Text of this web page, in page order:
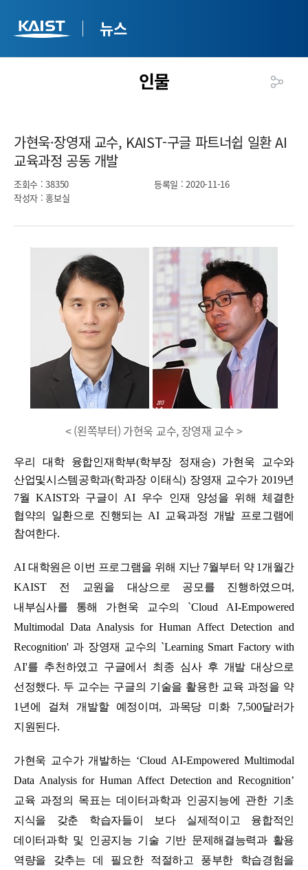
뉴스
인물
가현욱·장영재 교수, KAIST-구글 파트너쉽 일환 AI
교육과정 공동 개발​
조회수 : 38350 등록일 : 2020-11-16
작성자 : 홍보실
< (왼쪽부터) 가현욱 교수, 장영재 교수 >
우리 대학 융합인재학부(학부장 정재승) 가현욱 교수와
산업및시스템공학과(학과장 이태식) 장영재 교수가 2019년
7월KAIST와 구글이 AI 우수 인재 양성을 위해 체결한
협약의 일환으로 진행되는 AI 교육과정 개발 프로그램에
참여한다.
AI대학원은 이번 프로그램을 위해 지난 7월부터 약 1개월간
KAIST 전 교원을 대상으로 공모를 진행하였으며,
내부심사를 통해 가현욱 교수의 `Cloud AI-Empowered
Multimodal Data Analysis for Human Affect Detection and
Recognition'과 장영재 교수의 `Learning Smart Factory with
AI'를 추천하였고 구글에서 최종 심사 후 개발 대상으로
선정했다. 두 교수는 구글의 기술을 활용한 교육 과정을 약
1 년에 걸쳐 개발할 예정이며, 과목당 미화 7,500달러가
지원된다.
가현욱 교수가 개발하는 ‘Cloud AI-Empowered Multimodal
Data Analysis for Human Affect Detection and Recognition’
교육 과정의 목표는 데이터과학과 인공지능에 관한 기초
지식을 갖춘 학습자들이 보다 실제적이고 융합적인
데이터과학 및 인공지능 기술 기반 문제해결능력과 활용
역량을 갖추는 데 필요한 적절하고 풍부한 학습경험을